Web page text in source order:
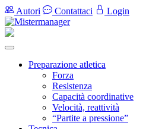
Autori Contattaci Login
Preparazione atletica
Forza
Resistenza
Capacità coordinative
Velocità, reattività
“Partite a pressione”